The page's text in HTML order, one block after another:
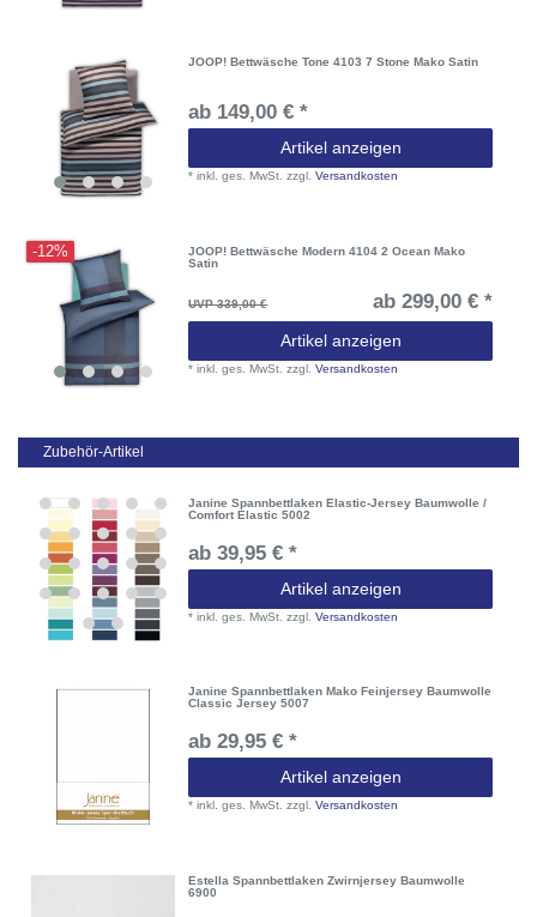
JOOP! Bettwäsche Tone 4103 7 Stone Mako Satin
ab 149,00 € *
Artikel anzeigen
*inkl. ges. MwSt. zzgl.Versandkosten
-12%
JOOP! Bettwäsche Modern 4104 2 Ocean Mako
Satin
UVP 339,00 € ab 299,00 € *
Artikel anzeigen
*inkl. ges. MwSt. zzgl.Versandkosten
Zubehör-Artikel
Janine Spannbettlaken Elastic-Jersey Baumwolle /
Comfort Elastic 5002
ab 39,95 € *
Artikel anzeigen
*inkl. ges. MwSt. zzgl.Versandkosten
Janine Spannbettlaken Mako Feinjersey Baumwolle
Classic Jersey 5007
ab 29,95 € *
Artikel anzeigen
*inkl. ges. MwSt. zzgl.Versandkosten
Estella Spannbettlaken Zwirnjersey Baumwolle
6900